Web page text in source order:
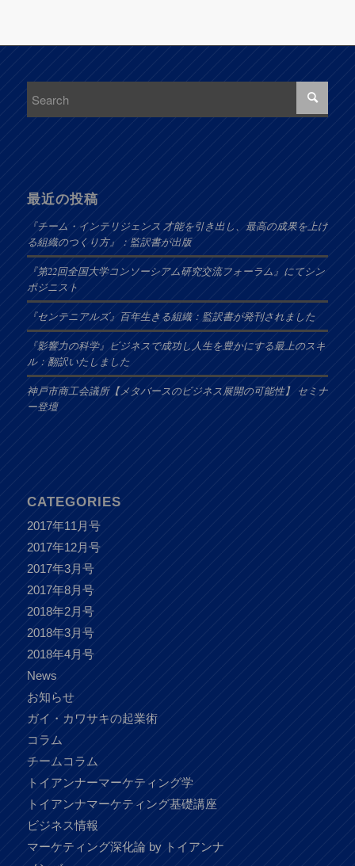
最近の投稿
『チーム・インテリジェンス 才能を引き出し、最高の成果を上げ
る組織のつくり方』：監訳書が出版
『第22回全国大学コンソーシアム研究交流フォーラム』にてシン
ポジニスト
『センテニアルズ』百年生きる組織：監訳書が発刊されました
『影響力の科学』ビジネスで成功し人生を豊かにする最上のスキ
ル：翻訳いたしました
神戸市商工会議所【メタバースのビジネス展開の可能性】 セミナ
ー登壇
CATEGORIES
2017年11月号
2017年12月号
2017年3月号
2017年8月号
2018年2月号
2018年3月号
2018年4月号
News
お知らせ
ガイ・カワサキの起業術
コラム
チームコラム
トイアンナーマーケティング学
トイアンナマーケティング基礎講座
ビジネス情報
マーケティング深化論 by トイアンナ